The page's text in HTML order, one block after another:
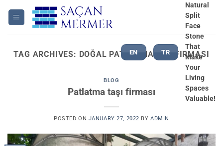
EN TR
Natural
Split
Face
Stone
That
Make
Your
Living
Spaces
Valuable!
TAG ARCHIVES: DOĞAL PATLATMA TAŞ FIRMASI
BLOG
Patlatma taşı firması
POSTED ON JANUARY 27, 2022 BY ADMIN